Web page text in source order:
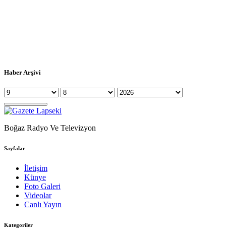
Haber Arşivi
Boğaz Radyo Ve Televizyon
Sayfalar
İletişim
Künye
Foto Galeri
Videolar
Canlı Yayın
Kategoriler